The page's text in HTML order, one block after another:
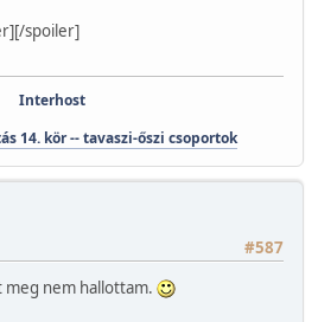
spoiler]
Interhost
14. kör -- tavaszi-őszi csoportok
#587
nem hallottam.